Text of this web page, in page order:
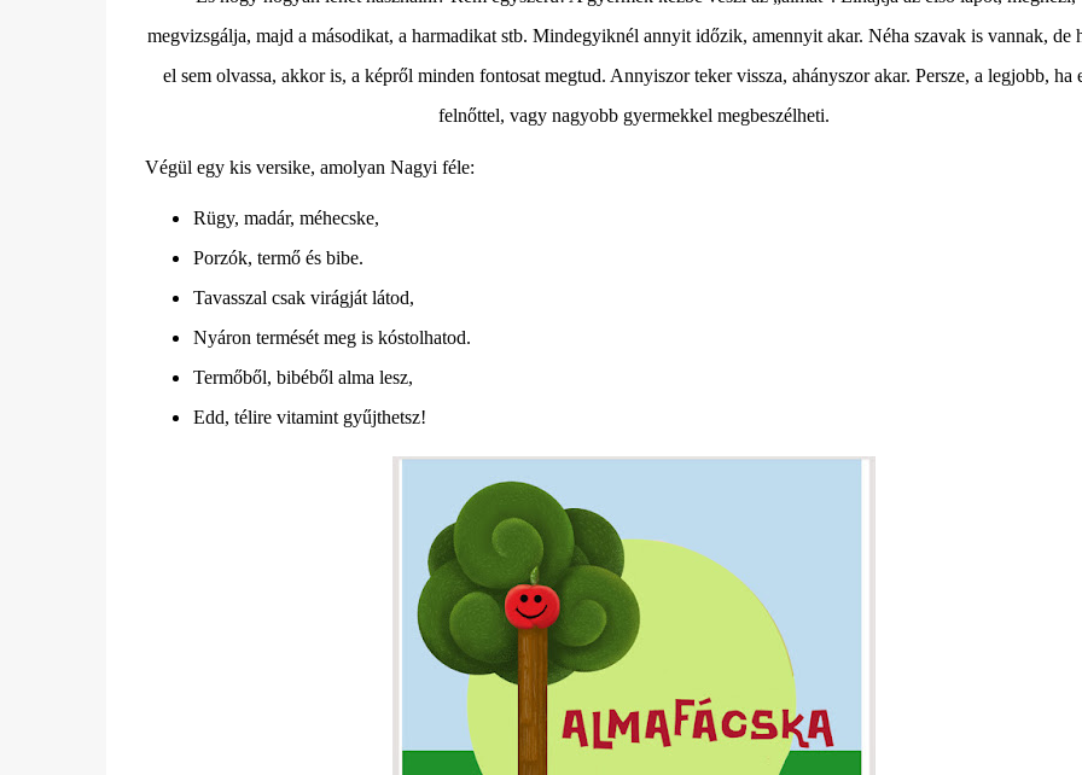
megvizsgálja, majd a másodikat, a harmadikat stb. Mindegyiknél annyit időzik, amennyit akar. Néha szavak is vannak, de
el sem olvassa, akkor is, a képről minden fontosat megtud. Annyiszor teker vissza, ahányszor akar. Persze, a legjobb, ha
felnőttel, vagy nagyobb gyermekkel megbeszélheti.
Végül egy kis versike, amolyan Nagyi féle:
Rügy, madár, méhecske,
Porzók, termő és bibe.
Tavasszal csak virágját látod,
Nyáron termését meg is kóstolhatod.
Termőből, bibéből alma lesz,
Edd, télire vitamint gyűjthetsz!